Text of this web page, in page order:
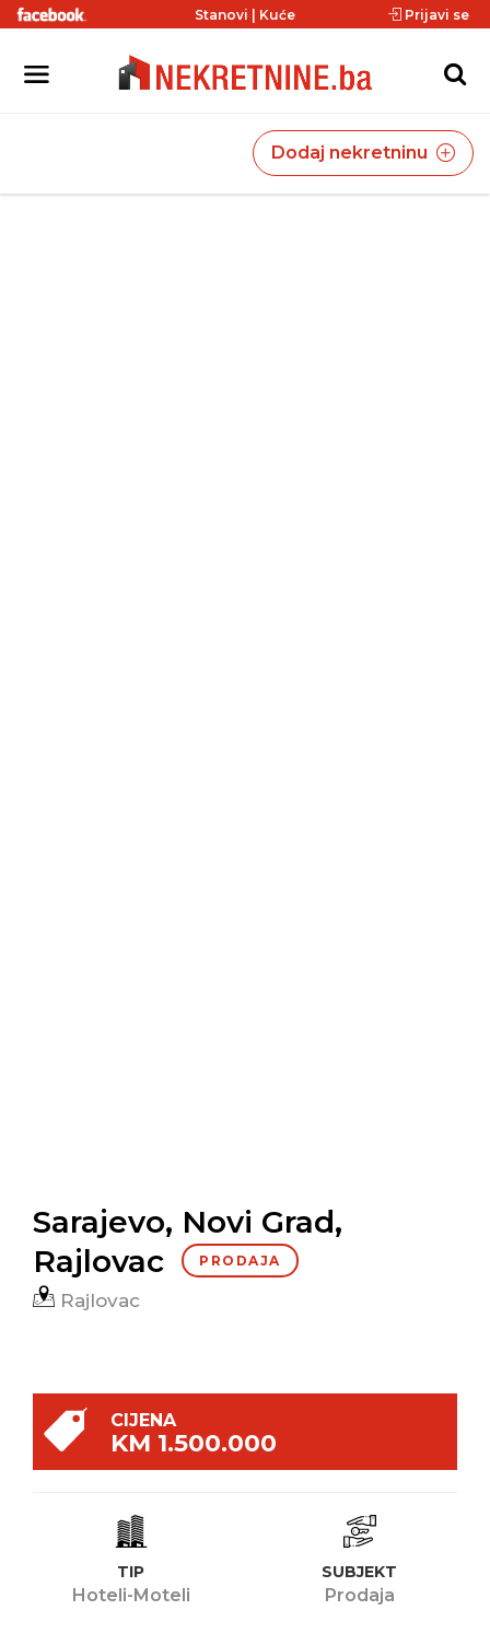
Stanovi Kuće Prijavi se
Dodaj nekretninu
Sarajevo, Novi Grad,
Rajlovac
PRODAJA
Rajlovac
CIJENA
KM 1.500.000
TIP
Hoteli-Moteli
SUBJEKT
Prodaja